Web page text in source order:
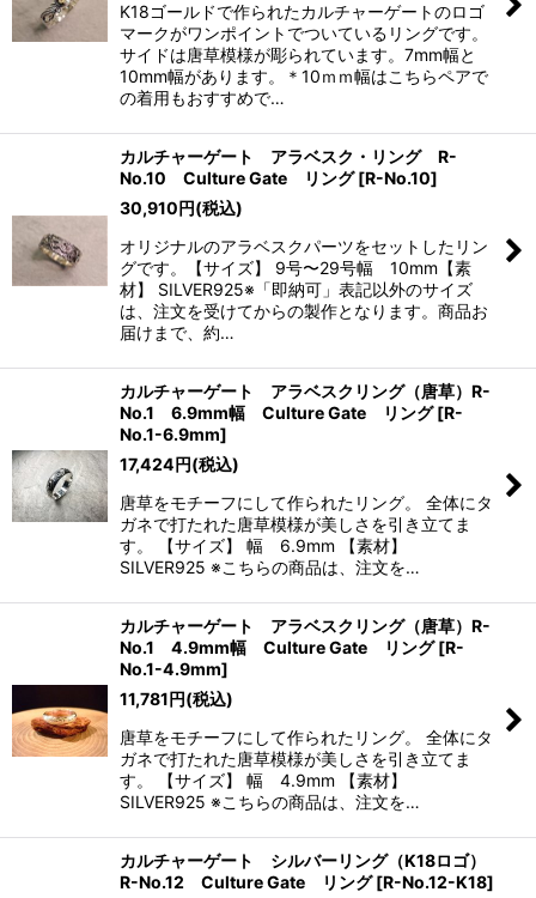
K18ゴールドで作られたカルチャーゲートのロゴ
マークがワンポイントでついているリングです。
サイドは唐草模様が彫られています。7mm幅と
10mm幅があります。＊10ｍｍ幅はこちらペアで
の着用もおすすめで…
カルチャーゲート アラベスク・リング R-
No.10 Culture Gate リング [R-No.10]
30,910円(税込)
オリジナルのアラベスクパーツをセットしたリン
グです。【サイズ】 9号〜29号幅 10mm【素
材】 SILVER925※「即納可」表記以外のサイズ
は、注文を受けてからの製作となります。商品お
届けまで、約…
カルチャーゲート アラベスクリング（唐草）R-
No.1 6.9mm幅 Culture Gate リング [R-
No.1-6.9mm]
17,424円(税込)
唐草をモチーフにして作られたリング。 全体にタ
ガネで打たれた唐草模様が美しさを引き立てま
す。 【サイズ】 幅 6.9mm 【素材】
SILVER925 ※こちらの商品は、注文を…
カルチャーゲート アラベスクリング（唐草）R-
No.1 4.9mm幅 Culture Gate リング [R-
No.1-4.9mm]
11,781円(税込)
唐草をモチーフにして作られたリング。 全体にタ
ガネで打たれた唐草模様が美しさを引き立てま
す。 【サイズ】 幅 4.9mm 【素材】
SILVER925 ※こちらの商品は、注文を…
カルチャーゲート シルバーリング（K18ロゴ）
R-No.12 Culture Gate リング [R-No.12-K18]